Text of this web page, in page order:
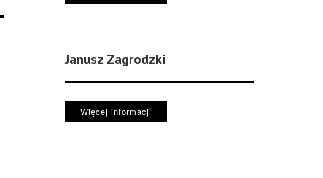
Janusz Zagrodzki
Więcej informacji